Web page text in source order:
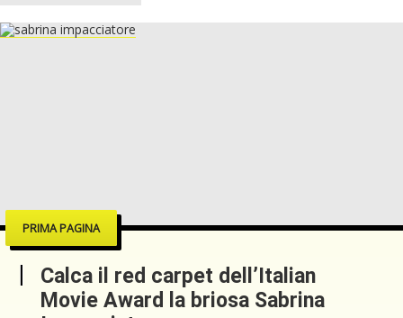
PRIMA PAGINA
Calca il red carpet dell’Italian
Movie Award la briosa Sabrina